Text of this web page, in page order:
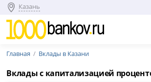
Казань
Главная Вклады в Казани
Вклады с капитализацией